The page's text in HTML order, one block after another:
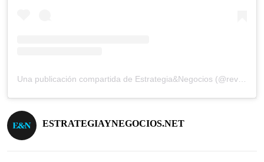
Una publicación compartida de Estrategia&Negocios (@revista_eyn)
ESTRATEGIAYNEGOCIOS.NET